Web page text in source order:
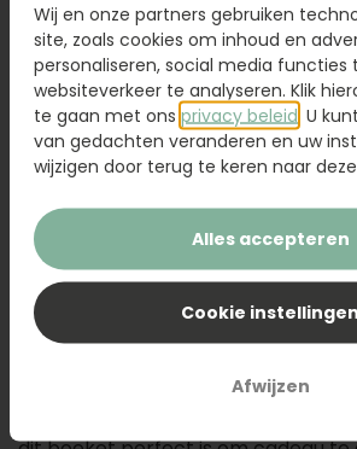
Voeg een kaart toe met jouw
Voeg toe aan
Omschrijving
Zijden boeket Puck brengt kleur,
vrolijkheid samen. De kleurrijke
die direct opvalt. Dankzij de
Wij en onze partners gebruiken
site, zoals cookies om inhoud en
personaliseren, social media functies
websiteverkeer te analyseren. Klik
te gaan met ons privacy beleid . U
van gedachten veranderen en uw
wijzigen door terug te keren naar
Alles accepteren
Cookie instellingen
Afwijzen